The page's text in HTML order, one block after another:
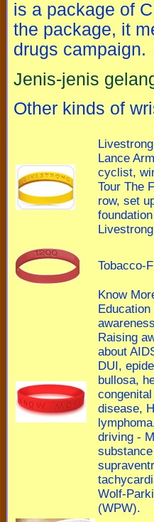
is a package of
the package, it
drugs campaign.
Jenis-jenis
Other kinds of
Livestrong
Lance
cyclist,
Tour The
row, set
Tobacco-
Know
Education
Raising
about
DUI,
bullosa,
disease,
driving -
Wolf-
(WPW).